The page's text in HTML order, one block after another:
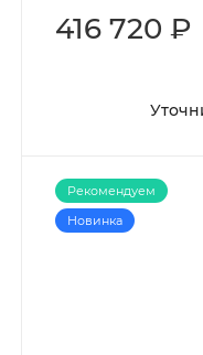
416 720 ₽
Рекомендуем
Новинка